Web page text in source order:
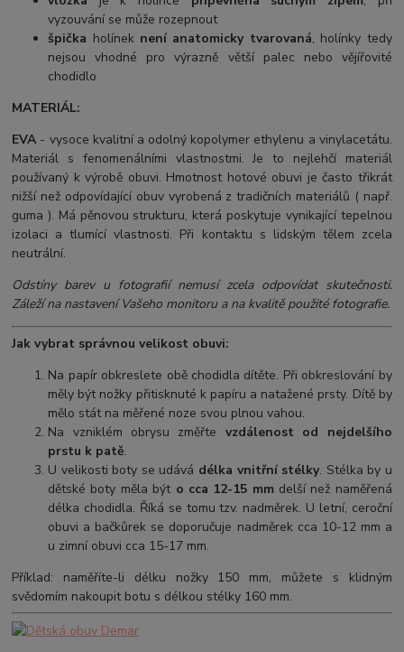
vyzouvání se může rozepnout
špička holínek není anatomicky tvarovaná, holínky tedy
nejsou vhodné pro výrazně větší palec nebo vějířovité
chodidlo
MATERIÁL:
EVA - vysoce kvalitní a odolný kopolymer ethylenu a vinylacetátu.
Materiál s fenomenálními vlastnostmi. Je to nejlehčí materiál
používaný k výrobě obuvi. Hmotnost hotové obuvi je často třikrát
nižší než odpovídající obuv vyrobená z tradičních materiálů ( např.
guma ). Má pěnovou strukturu, která poskytuje vynikající tepelnou
izolaci a tlumící vlastnosti. Při kontaktu s lidským tělem zcela
neutrální.
Odstíny barev u fotografií nemusí zcela odpovídat skutečnosti.
Záleží na nastavení Vašeho monitoru a na kvalitě použité fotografie.
Jak vybrat správnou velikost obuvi:
Na papír obkreslete obě chodidla dítěte. Při obkreslování by
měly být nožky přitisknuté k papíru a natažené prsty. Dítě by
mělo stát na měřené noze svou plnou vahou.
Na vzniklém obrysu změřte vzdálenost od nejdelšího
prstu k patě.
U velikosti boty se udává délka vnitřní stélky. Stélka by u
dětské boty měla být o cca 12-15 mmdelší než naměřená
délka chodidla. Říká se tomu tzv. nadměrek. U letní, ceroční
obuvi a bačkůrek se doporučuje nadměrek cca 10-12 mm a
u zimní obuvi cca 15-17 mm.
Příklad: naměříte-li délku nožky 150 mm, můžete s klidným
svědomím nakoupit botu s délkou stélky 160 mm.